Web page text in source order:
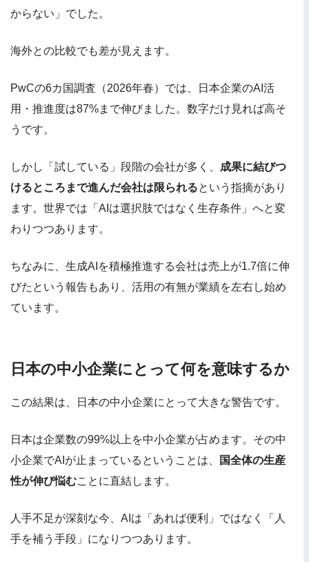
からない」でした。
海外との比較でも差が見えます。
PwCの6カ国調査（2026年春）では、日本企業のAI活
用・推進度は87%まで伸びました。数字だけ見れば高そ
うです。
しかし「試している」段階の会社が多く、 成果に結びつ
けるところまで進んだ会社は限られるという指摘があり
ます。世界では「AIは選択肢ではなく生存条件」へと変
わりつつあります。
ちなみに、生成AIを積極推進する会社は売上が1.7倍に伸
びたという報告もあり、活用の有無が業績を左右し始め
ています。
日本の中小企業にとって何を意味するか
この結果は、日本の中小企業にとって大きな警告です。
日本は企業数の99%以上を中小企業が占めます。その中
小企業でAIが止まっているということは、
国全体の生産
性が伸び悩むことに直結します。
人手不足が深刻な今、AIは「あれば便利」ではなく「人
手を補う手段」になりつつあります。